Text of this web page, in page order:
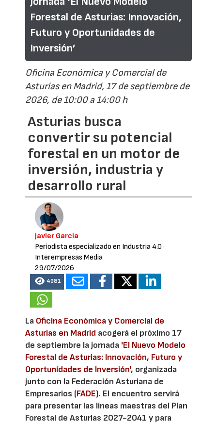
Forestal de Asturias: Innovación,
Futuro y Oportunidades de
Inversión’
Oficina Económica y Comercial de
Asturias en Madrid, 17 de septiembre de
2026, de 10:00 a 14:00 h
Asturias busca
convertir su potencial
forestal en un motor de
inversión, industria y
desarrollo rural
Javier García
Periodista especializado en Industria 4.0 ·
Interempresas Media
29/07/2026
4981
La Oficina Económica y Comercial de
Asturias en Madrid acogerá el próximo 17
de septiembre la jornada 'El Nuevo Modelo
Forestal de Asturias: Innovación, Futuro y
Oportunidades de Inversión', organizada
junto con la Federación Asturiana de
Empresarios (FADE). El encuentro servirá
para presentar las líneas maestras del Plan
Forestal de Asturias 2027-2041 y para